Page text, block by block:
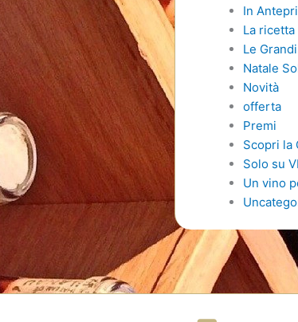
In
La
Le
Natale
Novità
offerta
Premi
Scopri la
Solo su
Un vino